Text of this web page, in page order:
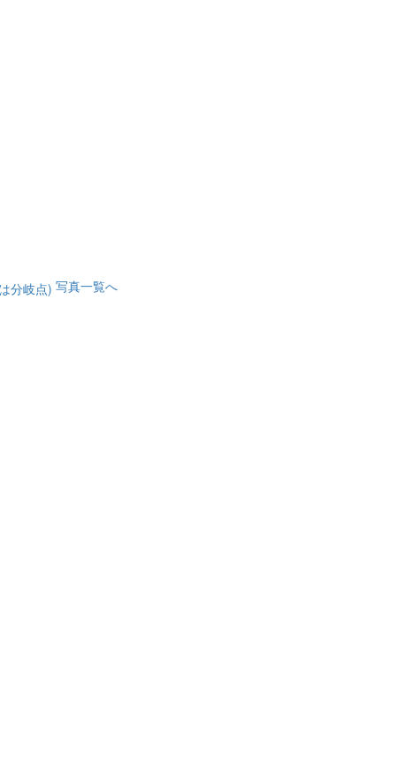
写真一覧へ